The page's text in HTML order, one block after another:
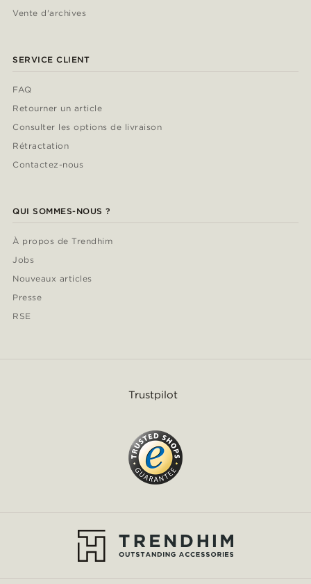
Vente d'archives
SERVICE CLIENT
FAQ
Retourner un article
Consulter les options de livraison
Rétractation
Contactez-nous
QUI SOMMES-NOUS ?
À propos de Trendhim
Jobs
Nouveaux articles
Presse
RSE
Trustpilot